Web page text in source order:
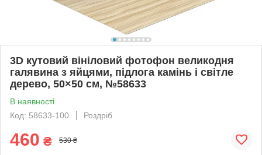
3D кутовий вініловий фотофон великодня
галявина з яйцями, підлога камінь і світле
дерево, 50×50 см, №58633
В наявності
Код: 58633-100
Роздріб
460 ₴ 530 ₴